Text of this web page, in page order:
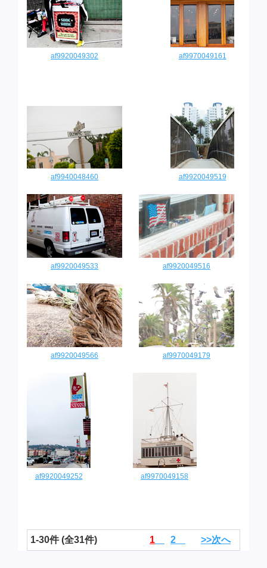
af9920049302 af9970049161
af9940048460 af9920049519
af9920049533 af9920049516
af9920049566 af9970049179
af9920049252 af9970049158
1-30件 (全31件) 1 2 >>次へ